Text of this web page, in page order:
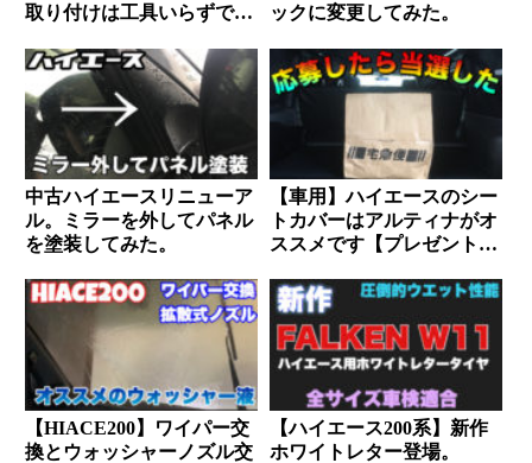
取り付けは工具いらずで秒
ックに変更してみた。
中古ハイエースリニューア
ル。ミラーを外してパネル
を塗装してみた。
【車用】ハイエースのシー
トカバーはアルティナがオ
ススメです【プレゼントの
【HIACE200】ワイパー交
換とウォッシャーノズル交
【ハイエース200系】新作
ホワイトレター登場。